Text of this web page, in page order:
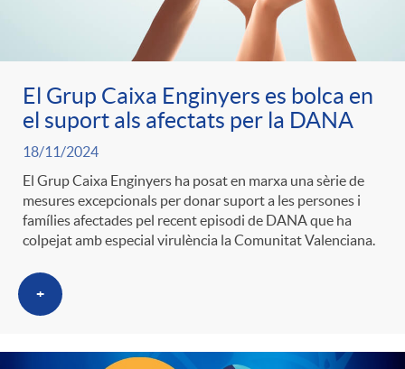
El Grup Caixa Enginyers es bolca en
el suport als afectats per la DANA
18/11/2024
El Grup Caixa Enginyers ha posat en marxa una sèrie de
mesures excepcionals per donar suport a les persones i
famílies afectades pel recent episodi de DANA que ha
colpejat amb especial virulència la Comunitat Valenciana.
+